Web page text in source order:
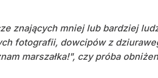
znających mniej lub bardziej
fotografii, dowcipów z
marszałka!", czy próba